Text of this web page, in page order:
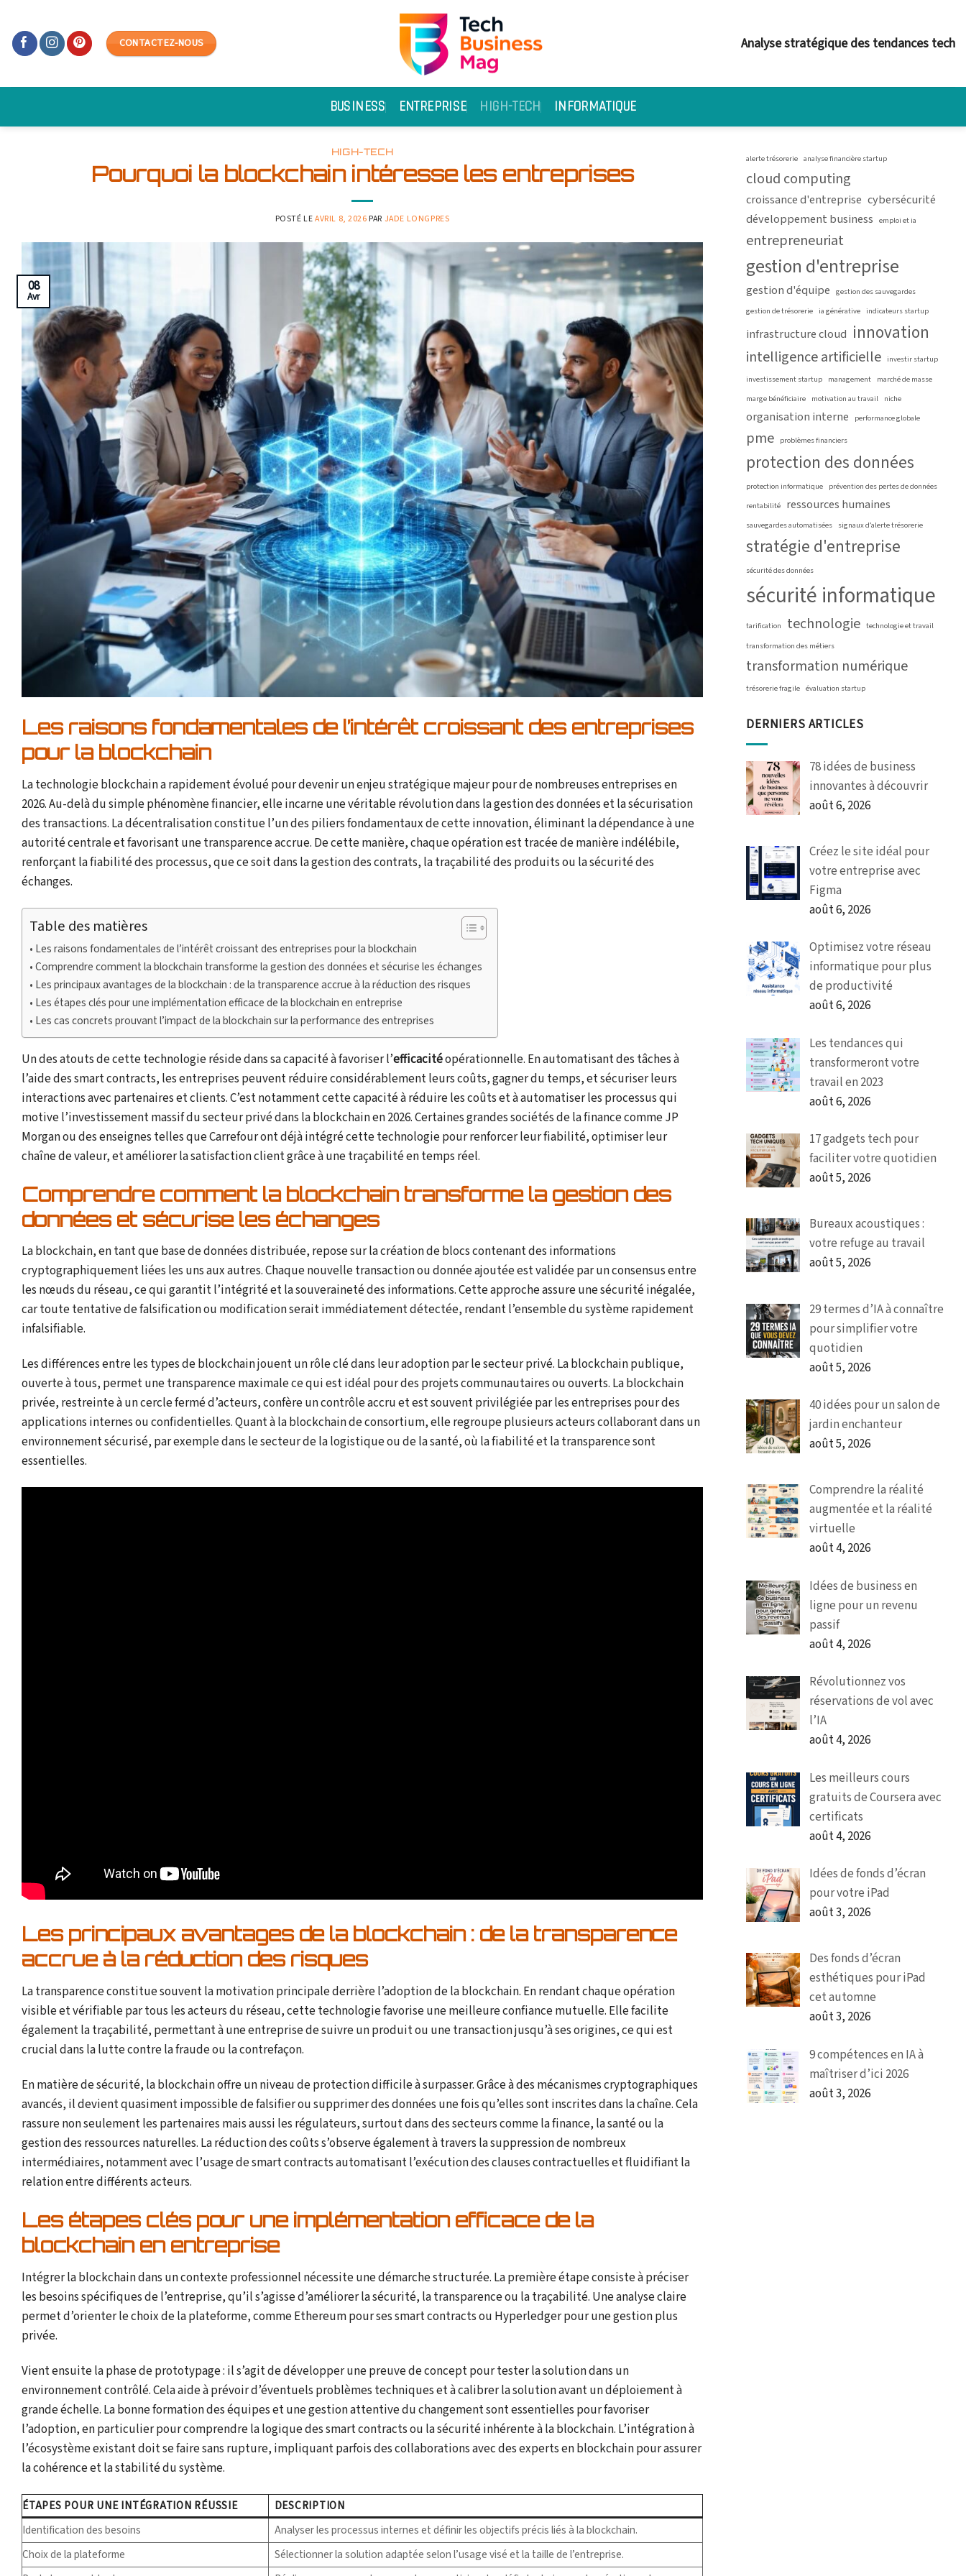
content
CONTACTEZ-NOUS Analyse stratégique des tendances tech
BUSINESS ENTREPRISE HIGH-TECH INFORMATIQUE
HIGH-TECH
Pourquoi la blockchain intéresse les entreprises
POSTÉ LEAVRIL 8, 2026 PAR JADE LONGPRES
08
Avr
Les raisons fondamentales de l’intérêt croissant des entreprises
pour la blockchain
La technologie blockchain a rapidement évolué pour devenir un enjeu stratégique majeur pour de nombreuses entreprises en
2026. Au-delà du simple phénomène financier, elle incarne une véritable révolution dans la gestion des données et la sécurisation
des transactions. La décentralisation constitue l’un des piliers fondamentaux de cette innovation, éliminant la dépendance à une
autorité centrale et favorisant une transparence accrue. De cette manière, chaque opération est tracée de manière indélébile,
renforçant la fiabilité des processus, que ce soit dans la gestion des contrats, la traçabilité des produits ou la sécurité des
échanges.
Table des matières
Les raisons fondamentales de l’intérêt croissant des entreprises pour la blockchain
Comprendre comment la blockchain transforme la gestion des données et sécurise les échanges
Les principaux avantages de la blockchain : de la transparence accrue à la réduction des risques
Les étapes clés pour une implémentation efficace de la blockchain en entreprise
Les cas concrets prouvant l’impact de la blockchain sur la performance des entreprises
Un des atouts de cette technologie réside dans sa capacité à favoriser l’efficacitéopérationnelle. En automatisant des tâches à
l’aide des smart contracts, les entreprises peuvent réduire considérablement leurs coûts, gagner du temps, et sécuriser leurs
interactions avec partenaires et clients. C’est notamment cette capacité à réduire les coûts et à automatiser les processus qui
motive l’investissement massif du secteur privé dans la blockchain en 2026. Certaines grandes sociétés de la finance comme JP
Morgan ou des enseignes telles que Carrefour ont déjà intégré cette technologie pour renforcer leur fiabilité, optimiser leur
chaîne de valeur, et améliorer la satisfaction client grâce à une traçabilité en temps réel.
Comprendre comment la blockchain transforme la gestion des
données et sécurise les échanges
La blockchain, en tant que base de données distribuée, repose sur la création de blocs contenant des informations
cryptographiquement liées les uns aux autres. Chaque nouvelle transaction ou donnée ajoutée est validée par un consensus entre
les nœuds du réseau, ce qui garantit l’intégrité et la souveraineté des informations. Cette approche assure une sécurité inégalée,
car toute tentative de falsification ou modification serait immédiatement détectée, rendant l’ensemble du système rapidement
infalsifiable.
Les différences entre les types de blockchain jouent un rôle clé dans leur adoption par le secteur privé. La blockchain publique,
ouverte à tous, permet une transparence maximale ce qui est idéal pour des projets communautaires ou ouverts. La blockchain
privée, restreinte à un cercle fermé d’acteurs, confère un contrôle accru et est souvent privilégiée par les entreprises pour des
applications internes ou confidentielles. Quant à la blockchain de consortium, elle regroupe plusieurs acteurs collaborant dans un
environnement sécurisé, par exemple dans le secteur de la logistique ou de la santé, où la fiabilité et la transparence sont
essentielles.
Les principaux avantages de la blockchain : de la transparence
accrue à la réduction des risques
La transparence constitue souvent la motivation principale derrière l’adoption de la blockchain. En rendant chaque opération
visible et vérifiable par tous les acteurs du réseau, cette technologie favorise une meilleure confiance mutuelle. Elle facilite
également la traçabilité, permettant à une entreprise de suivre un produit ou une transaction jusqu’à ses origines, ce qui est
crucial dans la lutte contre la fraude ou la contrefaçon.
En matière de sécurité, la blockchain offre un niveau de protection difficile à surpasser. Grâce à des mécanismes cryptographiques
avancés, il devient quasiment impossible de falsifier ou supprimer des données une fois qu’elles sont inscrites dans la chaîne. Cela
rassure non seulement les partenaires mais aussi les régulateurs, surtout dans des secteurs comme la finance, la santé ou la
gestion des ressources naturelles. La réduction des coûts s’observe également à travers la suppression de nombreux
intermédiaires, notamment avec l’usage de smart contracts automatisant l’exécution des clauses contractuelles et fluidifiant la
relation entre différents acteurs.
Les étapes clés pour une implémentation efficace de la
blockchain en entreprise
Intégrer la blockchain dans un contexte professionnel nécessite une démarche structurée. La première étape consiste à préciser
les besoins spécifiques de l’entreprise, qu’il s’agisse d’améliorer la sécurité, la transparence ou la traçabilité. Une analyse claire
permet d’orienter le choix de la plateforme, comme Ethereum pour ses smart contracts ou Hyperledger pour une gestion plus
privée.
Vient ensuite la phase de prototypage : il s’agit de développer une preuve de concept pour tester la solution dans un
environnement contrôlé. Cela aide à prévoir d’éventuels problèmes techniques et à calibrer la solution avant un déploiement à
grande échelle. La bonne formation des équipes et une gestion attentive du changement sont essentielles pour favoriser
l’adoption, en particulier pour comprendre la logique des smart contracts ou la sécurité inhérente à la blockchain. L’intégration à
l’écosystème existant doit se faire sans rupture, impliquant parfois des collaborations avec des experts en blockchain pour assurer
la cohérence et la stabilité du système.
ÉTAPES POUR UNE INTÉGRATION RÉUSSIE
DESCRIPTION
Identification des besoins
Analyser les processus internes et définir les objectifs précis liés à la blockchain.
Choix de la plateforme
Sélectionner la solution adaptée selon l’usage visé et la taille de l’entreprise.
alerte trésorerie analyse financière startup
cloud computing
croissance d'entreprise cybersécurité
développement business emploi et ia
entrepreneuriat
gestion d'entreprise
gestion d'équipe gestion des sauvegardes
gestion de trésorerie ia générative indicateurs startup
infrastructure cloud innovation
intelligence artificielle investir startup
investissement startup management marché de masse
marge bénéficiaire motivation au travail niche
organisation interne performance globale
pme problèmes financiers
protection des données
protection informatique prévention des pertes de données
rentabilité ressources humaines
sauvegardes automatisées signaux d’alerte trésorerie
stratégie d'entreprise
sécurité des données
sécurité informatique
tarification technologie technologie et travail
transformation des métiers
transformation numérique
trésorerie fragile évaluation startup
DERNIERS ARTICLES
78 idées de business
innovantes à découvrir
août 6, 2026
Créez le site idéal pour
votre entreprise avec
Figma
août 6, 2026
Optimisez votre réseau
informatique pour plus
de productivité
août 6, 2026
Les tendances qui
transformeront votre
travail en 2023
août 6, 2026
17 gadgets tech pour
faciliter votre quotidien
août 5, 2026
Bureaux acoustiques :
votre refuge au travail
août 5, 2026
29 termes d’IA à connaître
pour simplifier votre
quotidien
août 5, 2026
40 idées pour un salon de
jardin enchanteur
août 5, 2026
Comprendre la réalité
augmentée et la réalité
virtuelle
août 4, 2026
Idées de business en
ligne pour un revenu
passif
août 4, 2026
Révolutionnez vos
réservations de vol avec
l’IA
août 4, 2026
Les meilleurs cours
gratuits de Coursera avec
certificats
août 4, 2026
Idées de fonds d’écran
pour votre iPad
août 3, 2026
Des fonds d’écran
esthétiques pour iPad
cet automne
août 3, 2026
9 compétences en IA à
maîtriser d’ici 2026
août 3, 2026